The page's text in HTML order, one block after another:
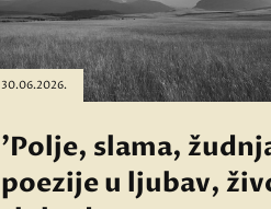
30.06.2026.
'Polje, slama,
poezije u ljubav,